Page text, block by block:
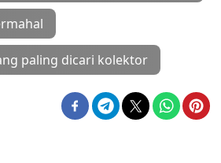
paling dicari kolektor